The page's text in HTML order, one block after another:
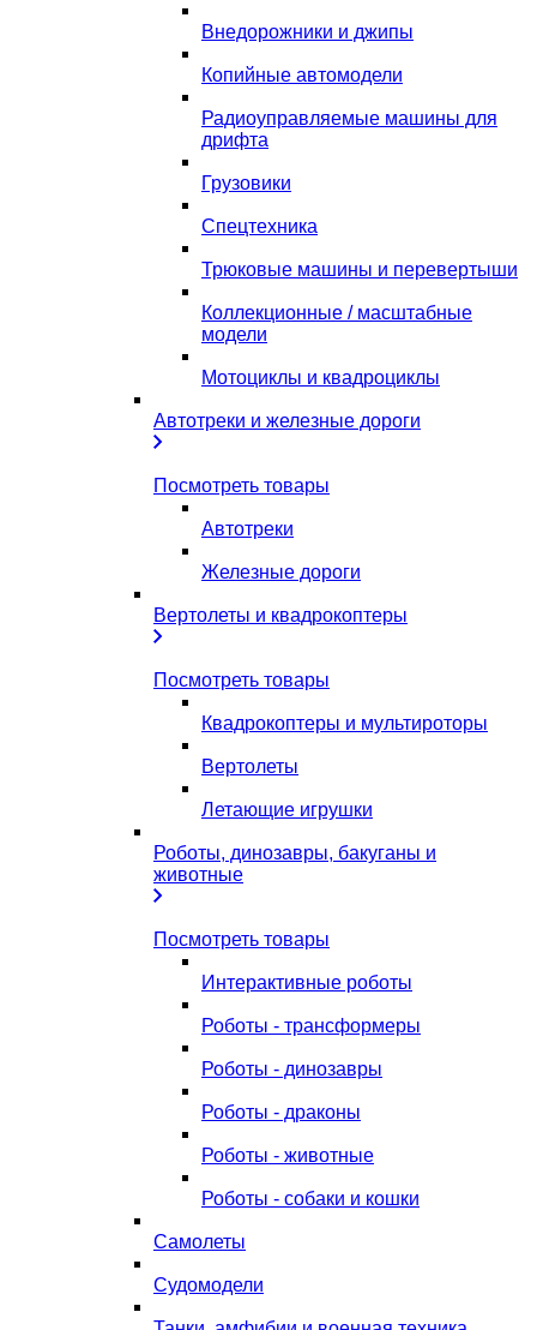
Внедорожники и джипы
Копийные автомодели
Радиоуправляемые машины для
дрифта
Грузовики
Спецтехника
Трюковые машины и перевертыши
Коллекционные / масштабные
модели
Мотоциклы и квадроциклы
Автотреки и железные дороги
Посмотреть товары
Автотреки
Железные дороги
Вертолеты и квадрокоптеры
Посмотреть товары
Квадрокоптеры и мультироторы
Вертолеты
Летающие игрушки
Роботы, динозавры, бакуганы и
животные
Посмотреть товары
Интерактивные роботы
Роботы - трансформеры
Роботы - динозавры
Роботы - драконы
Роботы - животные
Роботы - собаки и кошки
Самолеты
Судомодели